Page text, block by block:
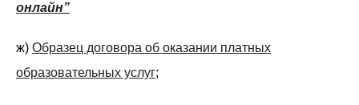
онлайн”
ж) Образец договора об оказании платных
образовательных услуг;